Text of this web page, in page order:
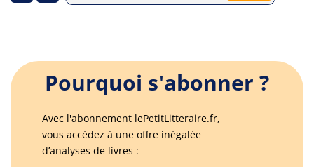
Pourquoi s'abonner ?
Avec l'abonnement lePetitLitteraire.fr,
vous accédez à une offre inégalée
d’analyses de livres :